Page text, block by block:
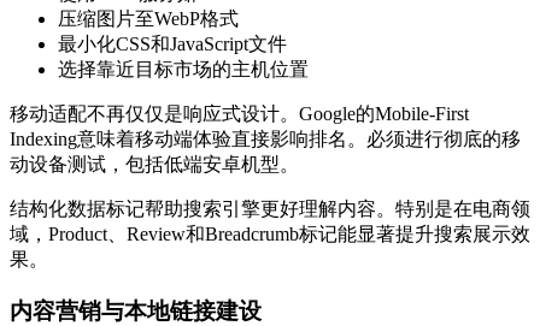
压缩图片至WebP格式
最小化CSS和JavaScript文件
选择靠近目标市场的主机位置
移动适配不再仅仅是响应式设计。Google的Mobile-First
Indexing意味着移动端体验直接影响排名。必须进行彻底的移
动设备测试，包括低端安卓机型。
结构化数据标记帮助搜索引擎更好理解内容。特别是在电商领
域，Product、Review和Breadcrumb标记能显著提升搜索展示效
果。
内容营销与本地链接建设